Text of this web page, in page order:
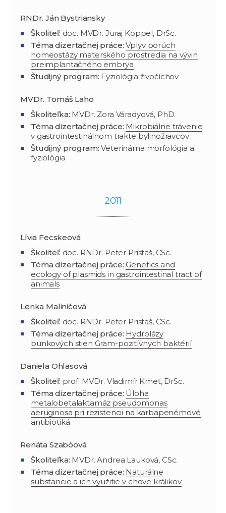
RNDr. Ján Bystriansky
Školiteľ: doc. MVDr. Juraj Koppel, DrSc.
Téma dizertačnej práce: Vplyv porúch
homeostázy materského prostredia na vývin
preimplantačného embrya
Študijný program: Fyziológia živočíchov
MVDr. Tomáš Laho
Školiteľka: MVDr. Zora Váradyová, PhD.
Téma dizertačnej práce: Mikrobiálne trávenie
v gastrointestinálnom trakte bylinožravcov
Študijný program: Veterinárna morfológia a
fyziológia
2011
Lívia Fecskeová
Školiteľ: doc. RNDr. Peter Pristaš, CSc.
Téma dizertačnej práce: Genetics and
ecology of plasmids in gastrointestinal tract of
animals
Lenka Maliničová
Školiteľ: doc. RNDr. Peter Pristaš, CSc.
Téma dizertačnej práce: Hydrolázy
bunkových stien Gram-pozitívnych baktérií
Daniela Ohlasová
Školiteľ: prof. MVDr. Vladimír Kmeť, DrSc.
Téma dizertačnej práce: Úloha
metalobetalaktamáz pseudomonas
aeruginosa pri rezistencii na karbapenémové
antibiotiká
Renáta Szabóová
Školiteľka: MVDr. Andrea Lauková, CSc.
Téma dizertačnej práce: Naturálne
substancie a ich využitie v chove králikov